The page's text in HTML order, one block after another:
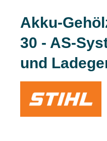
Akku-
30 - AS-
und